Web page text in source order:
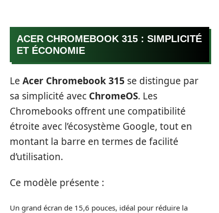
ACER CHROMEBOOK 315 : SIMPLICITÉ
ET ÉCONOMIE
Le Acer Chromebook 315 se distingue par
sa simplicité avec ChromeOS. Les
Chromebooks offrent une compatibilité
étroite avec l’écosystème Google, tout en
montant la barre en termes de facilité
d’utilisation.
Ce modèle présente :
Un grand écran de 15,6 pouces, idéal pour réduire la